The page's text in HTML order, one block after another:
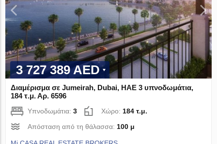
3 727 389 AED
Διαμέρισμα σε Jumeirah, Dubai, ΗΑΕ 3 υπνοδωμάτια,
184 τ.μ. Αρ. 6596
Υπνοδωμάτια:3 Χώρο: 184 τ.μ.
Απόσταση από τη θάλασσα: 100 μ